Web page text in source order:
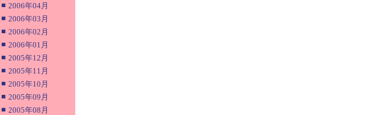
■ 2006年04月
■ 2006年03月
■ 2006年02月
■ 2006年01月
■ 2005年12月
■ 2005年11月
■ 2005年10月
■ 2005年09月
■ 2005年08月